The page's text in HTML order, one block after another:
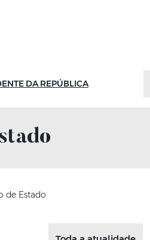
DA REPÚBLICA
de Estado